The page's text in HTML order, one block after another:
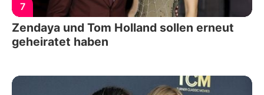
7
Zendaya und Tom Holland sollen erneut
geheiratet haben